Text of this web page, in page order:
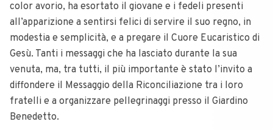
color avorio, ha esortato il giovane e i fedeli presenti
all’apparizione a sentirsi felici di servire il suo regno, in
modestia e semplicità, e a pregare il Cuore Eucaristico di
Gesù. Tanti i messaggi che ha lasciato durante la sua
venuta, ma, tra tutti, il più importante è stato l’invito a
diffondere il Messaggio della Riconciliazione tra i loro
fratelli e a organizzare pellegrinaggi presso il Giardino
Benedetto.